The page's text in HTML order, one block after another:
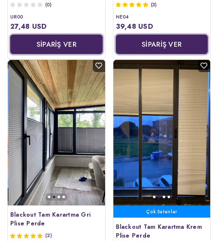
(0)
UR00
27,48 USD
SİPARİŞ VER
(3)
NE04
39,48 USD
SİPARİŞ VER
Blackout Tam Karartma Gri
Plise Perde
(2)
Çok Satanlar
Blackout Tam Karartma Krem
Plise Perde